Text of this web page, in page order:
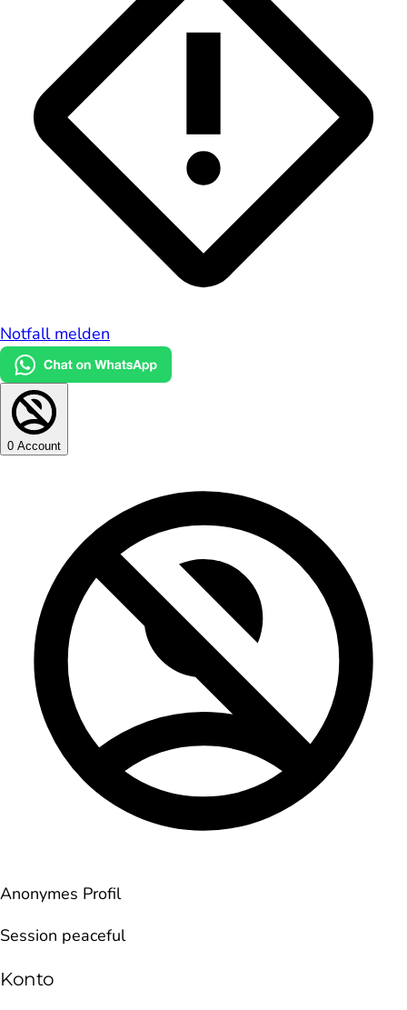
Notfall melden
0 Account
Anonymes Profil
Session peaceful
Konto